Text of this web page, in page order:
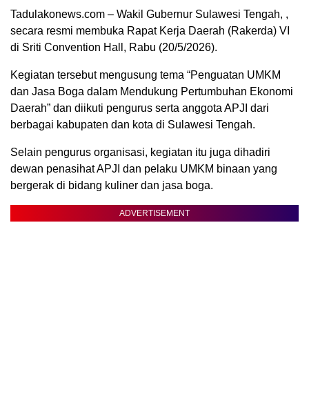
Tadulakonews.com – Wakil Gubernur Sulawesi Tengah, ,
secara resmi membuka Rapat Kerja Daerah (Rakerda) VI
di Sriti Convention Hall, Rabu (20/5/2026).
Kegiatan tersebut mengusung tema “Penguatan UMKM
dan Jasa Boga dalam Mendukung Pertumbuhan Ekonomi
Daerah” dan diikuti pengurus serta anggota APJI dari
berbagai kabupaten dan kota di Sulawesi Tengah.
Selain pengurus organisasi, kegiatan itu juga dihadiri
dewan penasihat APJI dan pelaku UMKM binaan yang
bergerak di bidang kuliner dan jasa boga.
ADVERTISEMENT